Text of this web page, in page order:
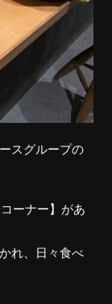
スグループの
ーナー】があ
れ、日々食べ